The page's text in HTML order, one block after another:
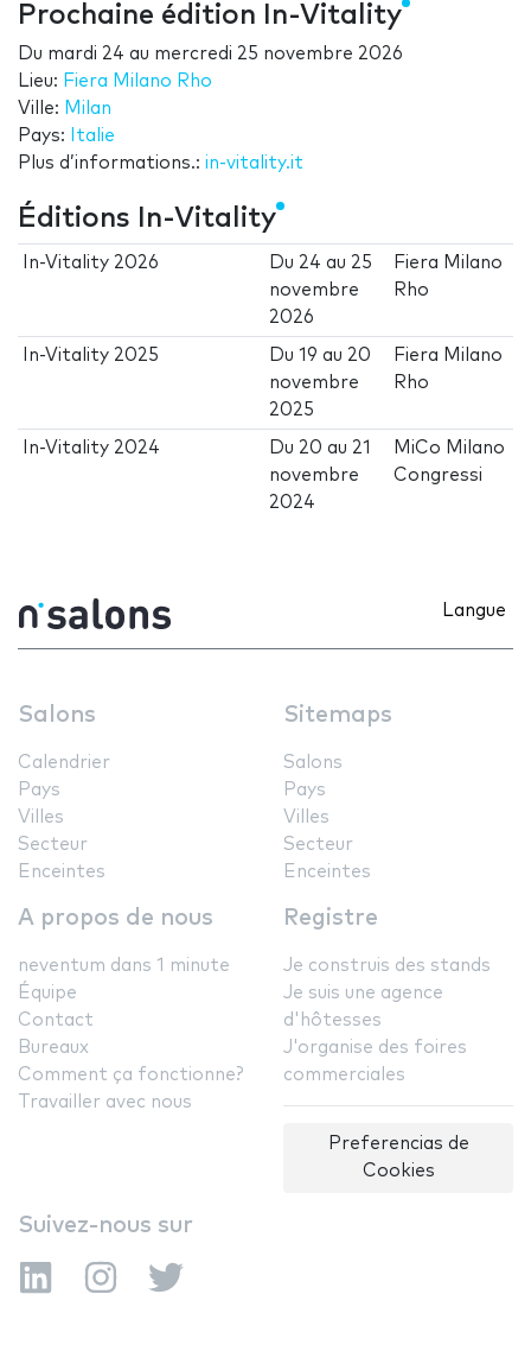
Prochaine édition In-Vitality
Du mardi 24 au mercredi 25 novembre 2026
Lieu: Fiera Milano Rho
Ville: Milan
Pays:
Italie
Plus d’informations.: in-vitality.it
Éditions In-Vitality
In-Vitality 2026 Du 24 au 25
novembre
2026
Fiera Milano
Rho
In-Vitality 2025 Du19 au 20
novembre
2025
Fiera Milano
Rho
In-Vitality 2024 Du 20 au 21
novembre
2024
MiCo Milano
Congressi
Langue
Salons
Calendrier
Pays
Villes
Secteur
Enceintes
Sitemaps
Salons
Pays
Villes
Secteur
Enceintes
A propos de nous
neventum dans 1 minute
Équipe
Contact
Bureaux
Comment ça fonctionne?
Travailler avec nous
Registre
Je construis des stands
Je suis une agence
d'hôtesses
J'organise des foires
commerciales
Preferencias de
Cookies
Suivez-nous sur